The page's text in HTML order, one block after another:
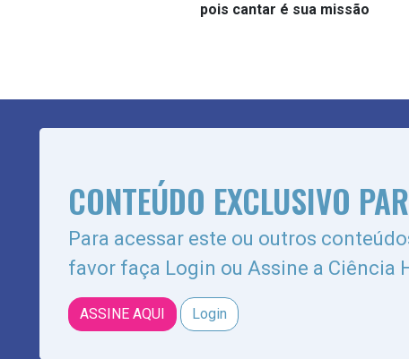
pois cantar é sua missão
CONTEÚDO EXCLUSIVO
Para acessar este ou outros
favor faça Login ou Assine a Ciência
ASSINE AQUI Login